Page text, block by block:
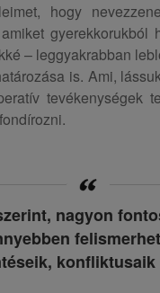
hogy
gyerekkorukból
– leggyakrabban
is. Ami,
tevékenységek
nagyon